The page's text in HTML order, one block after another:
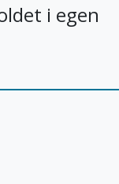
i egen